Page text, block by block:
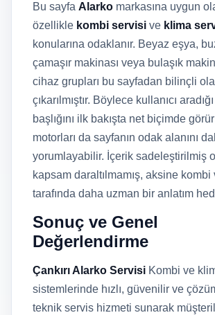
Bu sayfa Alarko markasına uygun
özellikle kombi servisi ve klima
konularına odaklanır. Beyaz eşya,
çamaşır makinası veya bulaşık
cihaz grupları bu sayfadan bilinçli
çıkarılmıştır. Böylece kullanıcı
başlığını ilk bakışta net biçimde
motorları da sayfanın odak alanını
yorumlayabilir. İçerik sadeleştirilmiş
kapsam daraltılmamış, aksine kombi
tarafında daha uzman bir anlatım
Sonuç ve Genel
Değerlendirme
Çankırı Alarko Servisi Kombi ve
sistemlerinde hızlı, güvenilir ve
teknik servis hizmeti sunarak